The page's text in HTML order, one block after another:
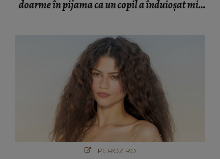
PEROZ.RO
Zendaya și-a arătat adevărata personalitate
în fața fanilor. Gestul actriței, deși era vizibil
epuizată, i-a impresionat pe toți